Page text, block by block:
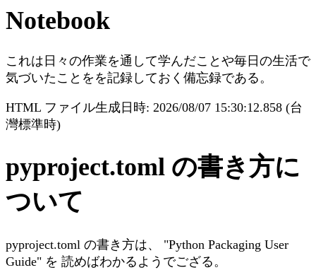
Notebook
これは日々の作業を通して学んだことや毎日の生活で
気づいたことをを記録しておく備忘録である。
HTML ファイル生成日時: 2026/08/07 15:30:12.858 (台
灣標準時)
pyproject.toml の書き方に
ついて
pyproject.toml の書き方は、 "Python Packaging User
Guide" を 読めばわかるようでござる。